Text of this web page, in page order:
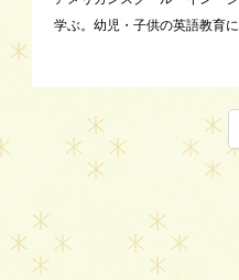
学ぶ。幼児・子供の英語教育